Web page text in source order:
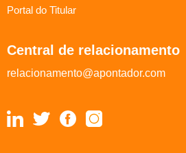
Portal do Titular
Central de relacionamento
relacionamento@apontador.com